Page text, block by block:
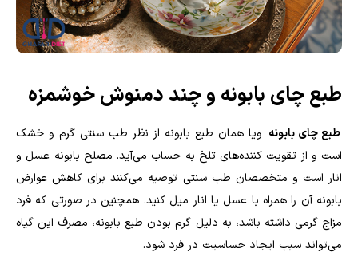
طبع چای بابونه و چند دمنوش خوشمزه
طبع چای بابونه ویا همان طبع بابونه از نظر طب سنتی گرم و خشک
است و از تقویت کننده‌های تلخ به حساب می‌آید. مصلح بابونه عسل و
انار است و متخصصان طب سنتی توصیه می‌کنند برای کاهش عوارض
بابونه آن را همراه با عسل یا انار میل کنید. همچنین در صورتی که فرد
مزاج گرمی داشته باشد، به دلیل گرم بودن طبع بابونه، مصرف این گیاه
می‌تواند سبب ایجاد حساسیت در فرد شود.